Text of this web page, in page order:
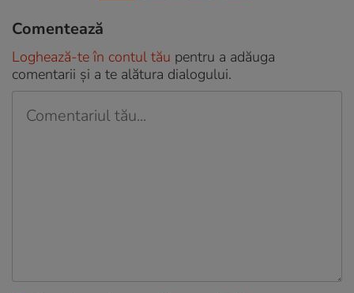
Comentează
Loghează-te în contul tău pentru a adăuga
comentarii și a te alătura dialogului.